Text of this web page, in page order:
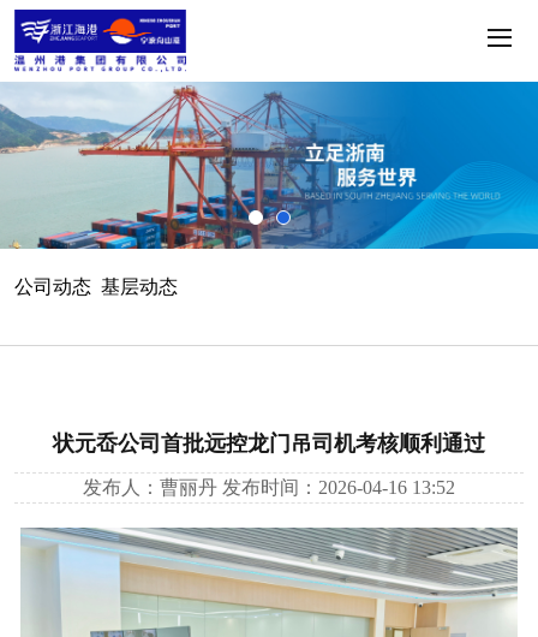
公司动态 基层动态
状元岙公司首批远控龙门吊司机考核顺利通过
发布人：曹丽丹 发布时间：2026-04-16 13:52